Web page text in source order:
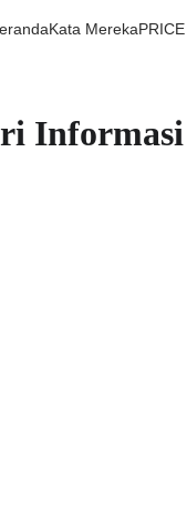
Kata Mereka